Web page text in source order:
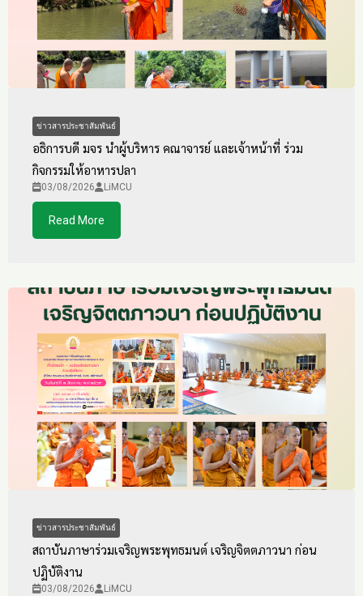
ข่าวสารประชาสัมพันธ์
อธิการบดี มจร นำผู้บริหาร คณาจารย์ และเจ้าหน้าที่ ร่วม
กิจกรรมให้อาหารปลา
03/08/2026 LiMCU
Read More
ข่าวสารประชาสัมพันธ์
สถาบันภาษาร่วมเจริญพระพุทธมนต์ เจริญจิตตภาวนา ก่อน
ปฏิบัติงาน
03/08/2026 LiMCU